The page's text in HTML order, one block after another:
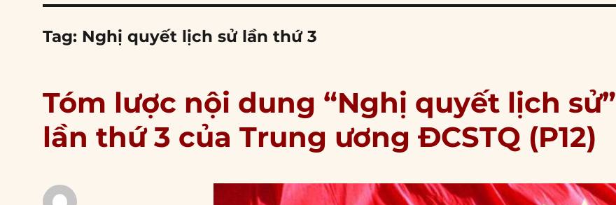
Tag: Nghị quyết lịch sử lần thứ 3
Tóm lược nội dung “Nghị quyết lịch sử”
lần thứ 3 của Trung ương ĐCSTQ (P12)